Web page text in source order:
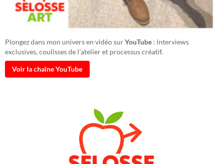
Plongez dans mon univers en vidéo surYouTube : interviews
exclusives, coulisses de l'atelier et processus créatif.
Voir la chaîne YouTube